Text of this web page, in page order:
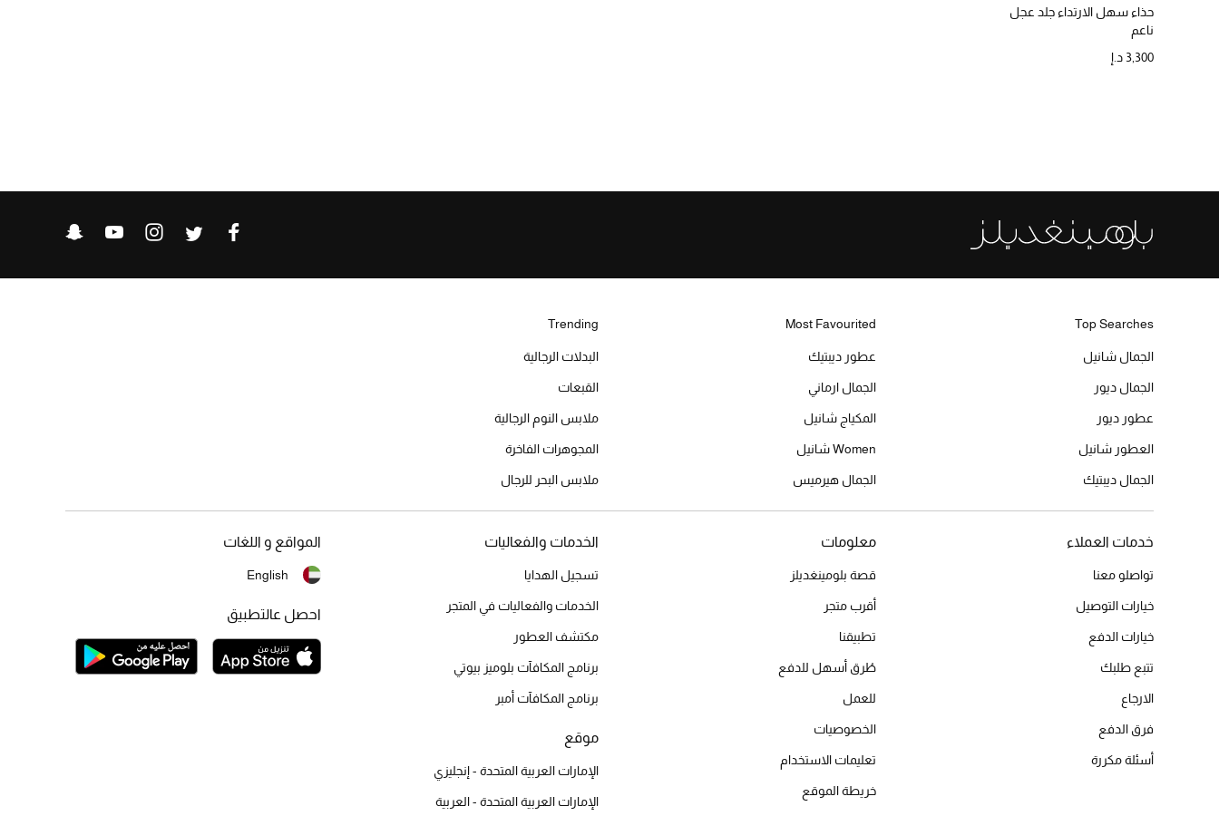
حذاء سهل الارتداء جلد عجل
ناعم
3,300 د.إ
Top Searches
الجمال شانيل
الجمال ديور
عطور ديور
العطور شانيل
الجمال ديبتيك
Most Favourited
عطور ديبتيك
الجمال ارماني
المكياج شانيل
Women شانيل
الجمال هيرميس
Trending
البدلات الرجالية
القبعات
ملابس النوم الرجالية
المجوهرات الفاخرة
ملابس البحر للرجال
خدمات العملاء
تواصلو معنا
خيارات التوصيل
خيارات الدفع
تتبع طلبك
الارجاع
فرق الدفع
أسئلة مكررة
معلومات
قصة بلومينغديلز
أقرب متجر
تطبيقنا
طُرق أسهل للدفع
للعمل
الخصوصيات
تعليمات الاستخدام
خريطة الموقع
الخدمات والفعاليات
تسجيل الهدايا
الخدمات والفعاليات في المتجر
مكتشف العطور
برنامج المكافآت بلوميز بيوتي
برنامج المكافآت أمبر
موقع
الإمارات العربية المتحدة - إنجليزي
الإمارات العربية المتحدة - العربية
المواقع و اللغات
English
احصل عالتطبيق